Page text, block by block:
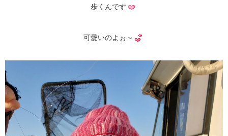
歩くんです
可愛いのよぉ～